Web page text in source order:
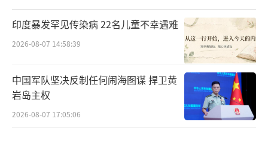
印度暴发罕见传染病 22名儿童不幸遇难
2026-08-07 14:58:39
中国军队坚决反制任何闹海图谋 捍卫黄
岩岛主权
2026-08-07 17:05:06